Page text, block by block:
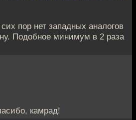
пор нет западных аналогов
Подобное минимум в 2 раза
камрад!